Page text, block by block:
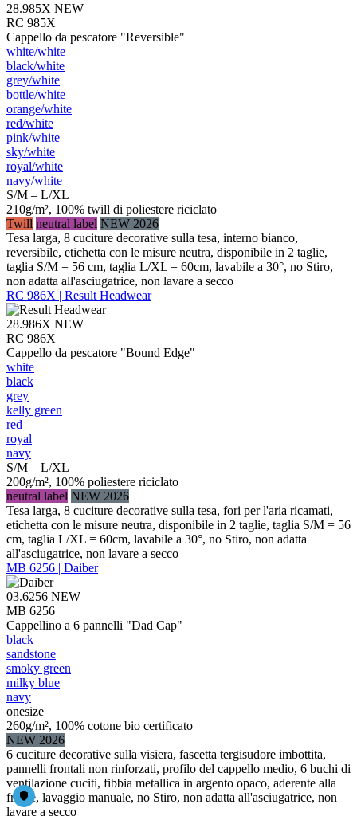
28.985X NEW
RC 985X
Cappello da pescatore "Reversible"
white/​white
black/​white
grey/​white
bottle/​white
orange/​white
red/​white
pink/​white
sky/​white
royal/​white
navy/​white
S/M – L/XL
210g/m², 100% twill di poliestere riciclato
Twill neutral label NEW 2026
Tesa larga, 8 cuciture decorative sulla tesa, interno bianco,
reversibile, etichetta con le misure neutra, disponibile in 2 taglie,
taglia S/M = 56 cm, taglia L/XL = 60cm, lavabile a 30°, no Stiro,
non adatta all'asciugatrice, non lavare a secco
RC 986X | Result Headwear
28.986X NEW
RC 986X
Cappello da pescatore "Bound Edge"
white
black
grey
kelly green
red
royal
navy
S/M – L/XL
200g/m², 100% poliestere riciclato
neutral label NEW 2026
Tesa larga, 8 cuciture decorative sulla tesa, fori per l'aria ricamati,
etichetta con le misure neutra, disponibile in 2 taglie, taglia S/M = 56
cm, taglia L/XL = 60cm, lavabile a 30°, no Stiro, non adatta
all'asciugatrice, non lavare a secco
MB 6256 | Daiber
03.6256 NEW
MB 6256
Cappellino a 6 pannelli "Dad Cap"
black
sandstone
smoky green
milky blue
navy
onesize
260g/m², 100% cotone bio certificato
NEW 2026
6 cuciture decorative sulla visiera, fascetta tergisudore imbottita,
pannelli frontali non rinforzati, profilo del cappello medio, 6 buchi di
ventilazione cuciti, fibbia metallica in argento opaco, aderente alla
fronte, lavaggio manuale, no Stiro, non adatta all'asciugatrice, non
lavare a secco